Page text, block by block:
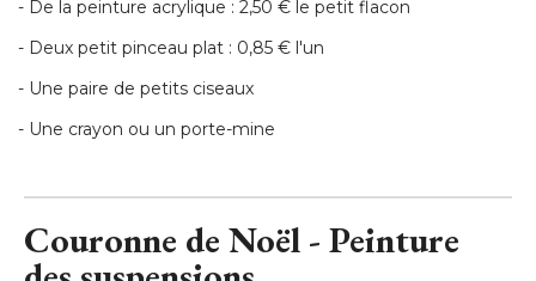
- De la peinture acrylique : 2,50 € le petit flacon
- Deux petit pinceau plat : 0,85 € l'un
- Une paire de petits ciseaux
- Une crayon ou un porte-mine
Couronne de Noël - Peinture